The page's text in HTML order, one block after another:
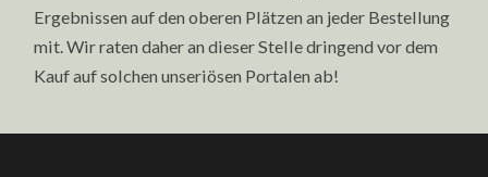
Ergebnissen auf den oberen Plätzen an jeder Bestellung
mit. Wir raten daher an dieser Stelle dringend vor dem
Kauf auf solchen unseriösen Portalen ab!